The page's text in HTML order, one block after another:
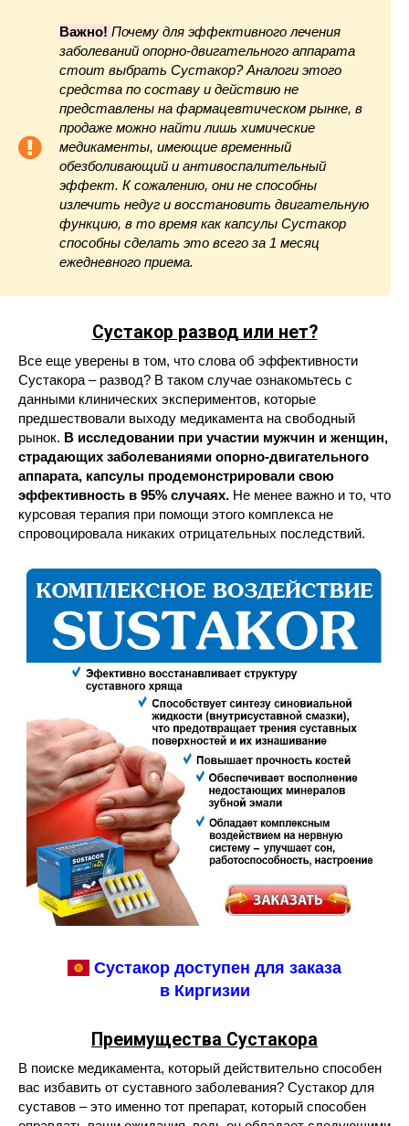
Важно! Почему для эффективного лечения
заболеваний опорно-двигательного аппарата
стоит выбрать Сустакор? Аналоги этого
средства по составу и действию не
представлены на фармацевтическом рынке, в
продаже можно найти лишь химические
медикаменты, имеющие временный
обезболивающий и антивоспалительный
эффект. К сожалению, они не способны
излечить недуг и восстановить двигательную
функцию, в то время как капсулы Сустакор
способны сделать это всего за 1 месяц
ежедневного приема.
Сустакор развод или нет?
Все еще уверены в том, что слова об эффективности
Сустакора – развод? В таком случае ознакомьтесь с
данными клинических экспериментов, которые
предшествовали выходу медикамента на свободный
рынок. В исследовании при участии мужчин и женщин,
страдающих заболеваниями опорно-двигательного
аппарата, капсулы продемонстрировали свою
эффективность в 95% случаях. Не менее важно и то, что
курсовая терапия при помощи этого комплекса не
спровоцировала никаких отрицательных последствий.
Сустакор доступен для заказа
в Киргизии
Преимущества Сустакора
В поиске медикамента, который действительно способен
вас избавить от суставного заболевания? Сустакор для
суставов – это именно тот препарат, который способен